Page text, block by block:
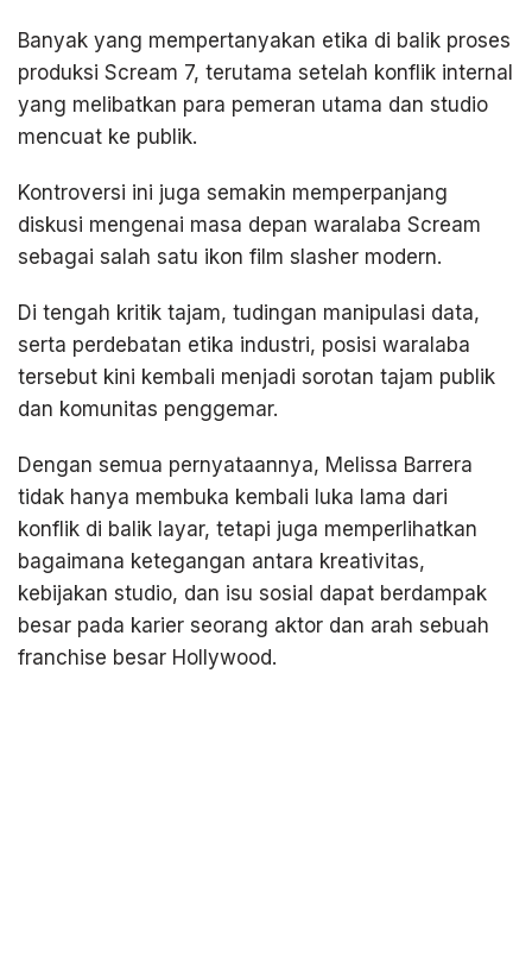
Banyak yang mempertanyakan etika di balik proses
produksi Scream 7, terutama setelah konflik internal
yang melibatkan para pemeran utama dan studio
mencuat ke publik.
Kontroversi ini juga semakin memperpanjang
diskusi mengenai masa depan waralaba Scream
sebagai salah satu ikon film slasher modern.
Di tengah kritik tajam, tudingan manipulasi data,
serta perdebatan etika industri, posisi waralaba
tersebut kini kembali menjadi sorotan tajam publik
dan komunitas penggemar.
Dengan semua pernyataannya, Melissa Barrera
tidak hanya membuka kembali luka lama dari
konflik di balik layar, tetapi juga memperlihatkan
bagaimana ketegangan antara kreativitas,
kebijakan studio, dan isu sosial dapat berdampak
besar pada karier seorang aktor dan arah sebuah
franchise besar Hollywood.